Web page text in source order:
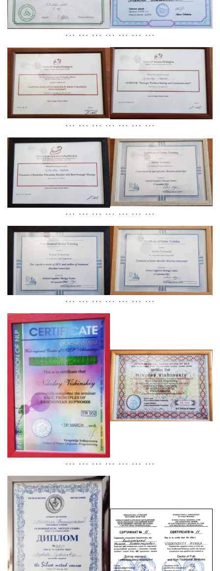
. . . . . . . . . . . . . . . . . . . . .
. . . . . . . . . . . . . . . . . . . . .
. . . . . . . . . . . . . . . . . . . . .
. . . . . . . . . . . . . . . . . . . . .
. . . . . . . . . . . . . . . . . . . . .